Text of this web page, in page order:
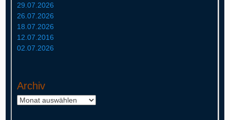
29.07.2026
26.07.2026
18.07.2026
12.07.2016
02.07.2026
Archiv
Archiv